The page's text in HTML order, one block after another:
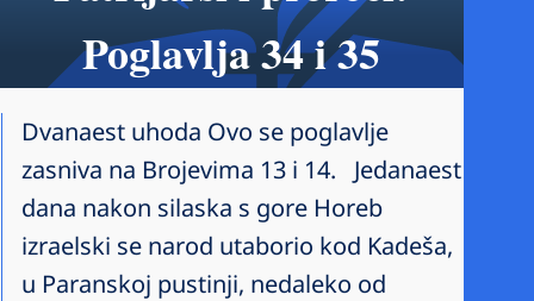
Poglavlja 34 i 35
Dvanaest uhoda Ovo se poglavlje
zasniva na Brojevima 13 i 14. Jedanaest
dana nakon silaska s gore Horeb
izraelski se narod utaborio kod Kadeša,
u Paranskoj pustinji, nedaleko od